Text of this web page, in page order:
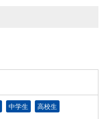
中学生 高校生